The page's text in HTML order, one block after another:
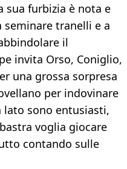
sua furbizia è nota e
seminare tranelli e a
il
invita Orso, Coniglio,
una grossa sorpresa
per indovinare
lato sono entusiasti,
voglia giocare
contando sulle